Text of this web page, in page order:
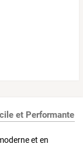
et Performante
et en